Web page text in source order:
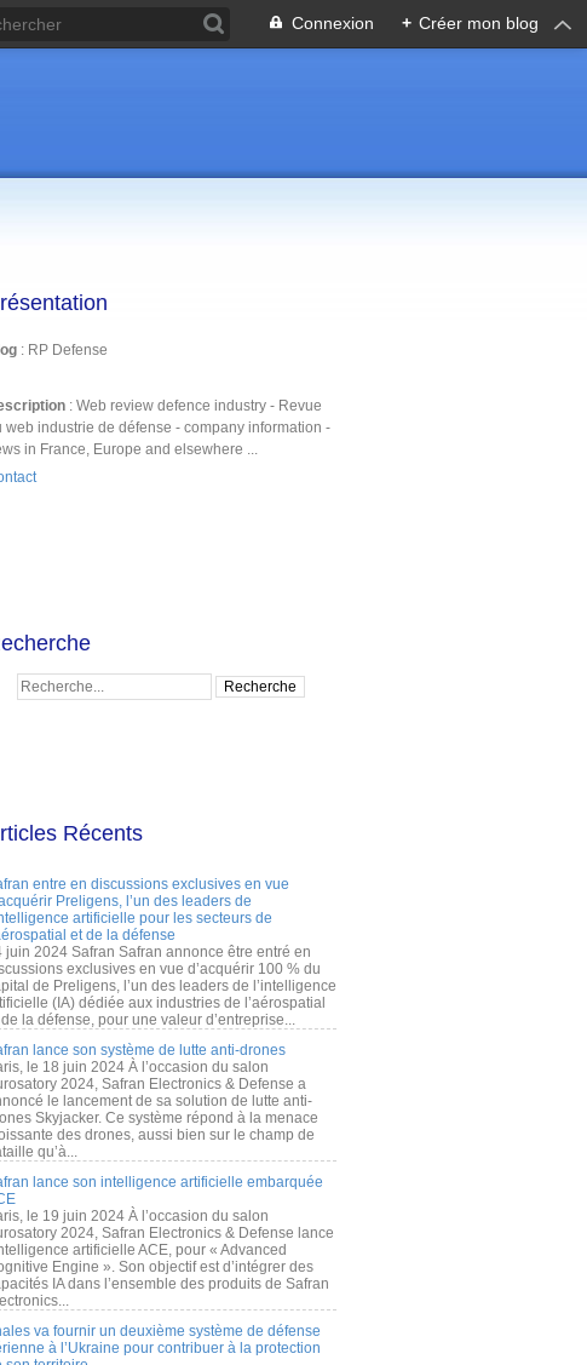
Connexion + Créer mon blog
: RP Defense
: Web review defence industry - Revue
web industrie de défense - company information -
in France, Europe and elsewhere ...
Récents
entre en discussions exclusives en vue
Preligens, l’un des leaders de
artificielle pour les secteurs de
et de la défense
juin 2024 Safran Safran annonce être entré en
exclusives en vue d’acquérir 100 % du
de Preligens, l’un des leaders de l’intelligence
(IA) dédiée aux industries de l’aérospatial
la défense, pour une valeur d’entreprise...
lance son système de lutte anti-drones
le 18 juin 2024 À l’occasion du salon
2024, Safran Electronics & Defense a
le lancement de sa solution de lutte anti-
Skyjacker. Ce système répond à la menace
des drones, aussi bien sur le champ de
qu’à...
lance son intelligence artificielle embarquée
le 19 juin 2024 À l’occasion du salon
2024, Safran Electronics & Defense lance
artificielle ACE, pour « Advanced
Engine ». Son objectif est d’intégrer des
IA dans l’ensemble des produits de Safran
va fournir un deuxième système de défense
à l’Ukraine pour contribuer à la protection